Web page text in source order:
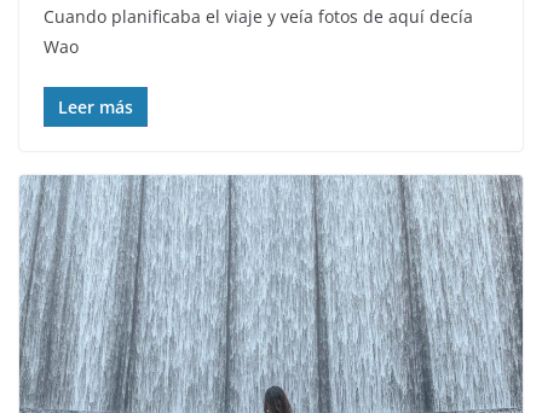
Cuando planificaba el viaje y veía fotos de aquí decía
Wao
Leer más